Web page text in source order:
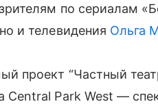
по сериалам
и телевидения Ольга
проект “Частный
Park West —